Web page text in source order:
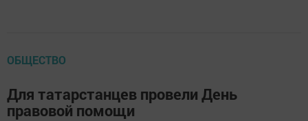
ОБЩЕСТВО
Для татарстанцев провели День
правовой помощи